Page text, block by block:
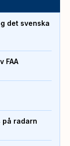
det svenska
FAA
på radarn